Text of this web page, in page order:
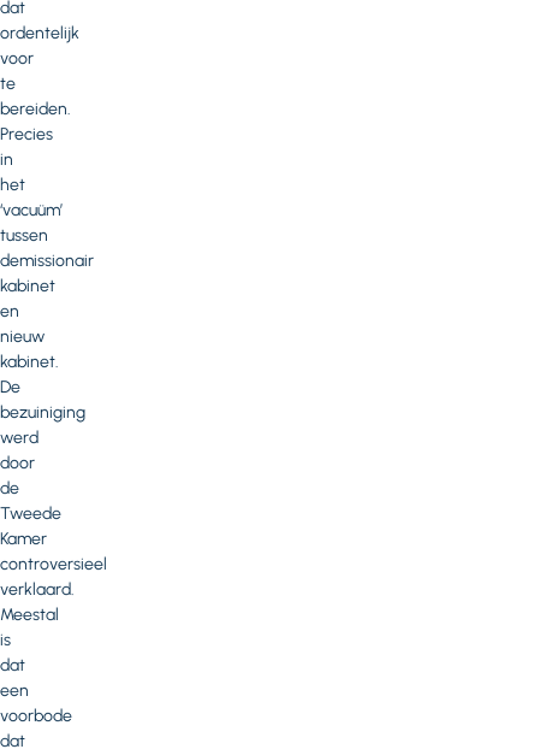
dat
ordentelijk
voor
te
bereiden.
Precies
in
het
‘vacuüm’
tussen
demissionair
kabinet
en
nieuw
kabinet.
De
bezuiniging
werd
door
de
Tweede
Kamer
controversieel
verklaard.
Meestal
is
dat
een
voorbode
dat